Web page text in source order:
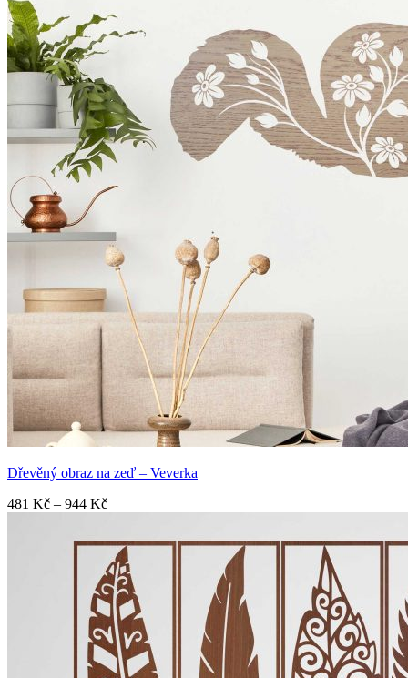
Dřevěný obraz na zeď – Veverka
481 Kč – 944 KčRozpětí
až
944 Kč